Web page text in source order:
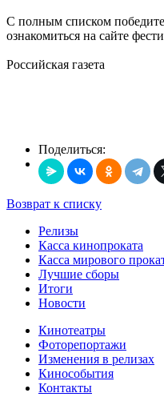
С полным списком
ознакомиться на сайте
Российская газета
Поделиться:
Возврат к списку
Релизы
Касса кинопроката
Касса мирового
Лучшие сборы
Итоги
Новости
Кинотеатры
Фоторепортажи
Изменения в релизах
Кинособытия
Контакты